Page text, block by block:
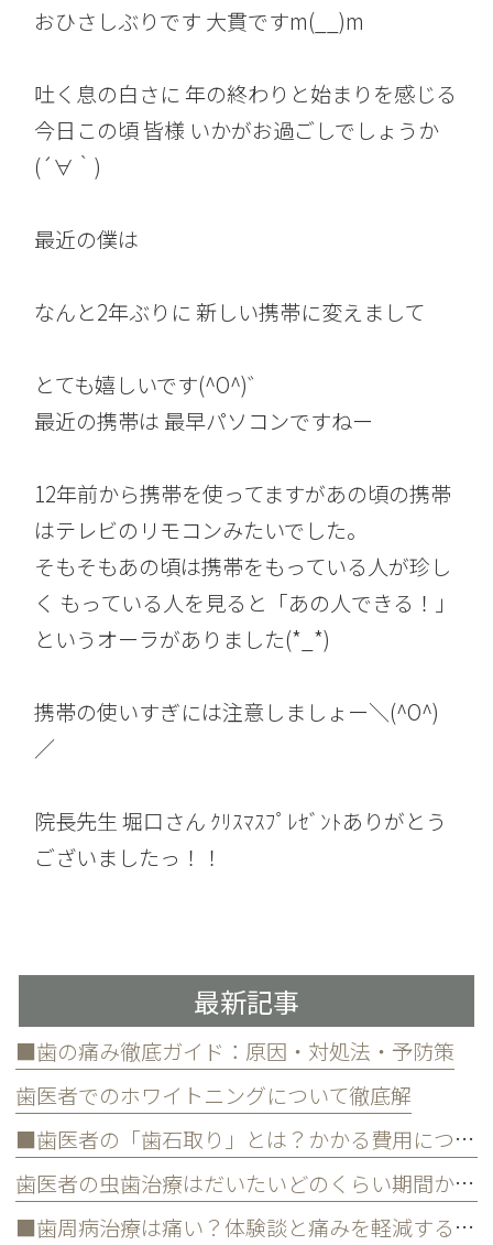
おひさしぶりです 大貫ですm(__)m
吐く息の白さに 年の終わりと始まりを感じる
今日この頃 皆様 いかがお過ごしでしょうか
(´∀｀)
最近の僕は
なんと2年ぶりに 新しい携帯に変えまして
とても嬉しいです(^O^)゛
最近の携帯は 最早パソコンですねー
12年前から携帯を使ってますがあの頃の携帯
はテレビのリモコンみたいでした。
そもそもあの頃は携帯をもっている人が珍し
く もっている人を見ると「あの人できる！」
というオーラがありました(*_*)
携帯の使いすぎには注意しましょー＼(^O^)
／
院長先生 堀口さん ｸﾘｽﾏｽﾌﾟﾚｾﾞﾝﾄありがとう
ございましたっ！！
最新記事
■歯の痛み徹底ガイド：原因・対処法・予防策
歯医者でのホワイトニングについて徹底解
■歯医者の「歯石取り」とは？かかる費用について
歯医者の虫歯治療はだいたいどのくらい期間かかる？
■歯周病治療は痛い？体験談と痛みを軽減する方法